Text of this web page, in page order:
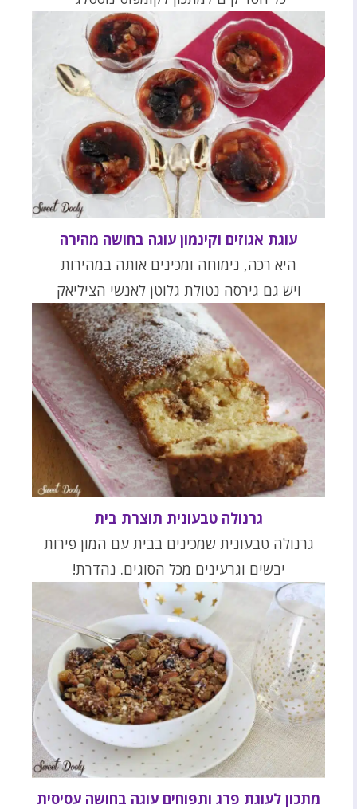
עוגת אגוזים וקינמון עוגה בחושה מהירה
היא רכה, נימוחה ומכינים אותה במהירות
ויש גם גירסה נטולת גלוטן לאנשי הציליאק
גרנולה טבעונית תוצרת בית
גרנולה טבעונית שמכינים בבית עם המון פירות
יבשים וגרעינים מכל הסוגים. נהדרת!
מתכון לעוגת פרג ותפוחים עוגה בחושה עסיסית